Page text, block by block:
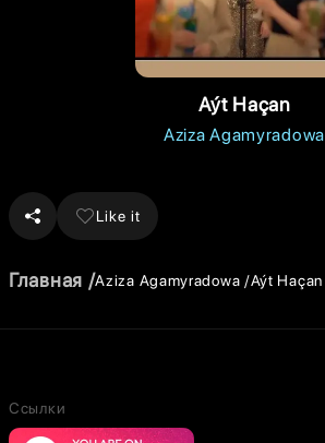
Aýt Haçan
Aziza Agamyradowa
Like it
Главная Aziza Agamyradowa Aýt Haçan
Ссылки